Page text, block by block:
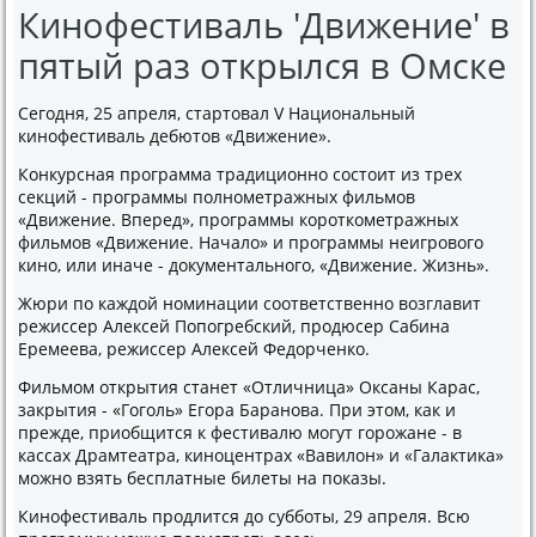
Кинофестиваль 'Движение' в
пятый раз открылся в Омске
Сегодня, 25 апреля, стартовал V Национальный
кинофестиваль дебютов «Движение».
Конкурсная программа традиционно состоит из трех
секций - программы полнометражных фильмов
«Движение. Вперед», программы короткометражных
фильмов «Движение. Начало» и программы неигрового
кино, или иначе - документального, «Движение. Жизнь».
Жюри по каждой номинации соответственно возглавит
режиссер Алексей Попогребский, продюсер Сабина
Еремеева, режиссер Алексей Федорченко.
Фильмом открытия станет «Отличница» Оксаны Карас,
закрытия - «Гоголь» Егора Баранова. При этом, как и
прежде, приобщится к фестивалю могут горожане - в
кассах Драмтеатра, киноцентрах «Вавилон» и «Галактика»
можно взять бесплатные билеты на показы.
Кинофестиваль продлится до субботы, 29 апреля. Всю